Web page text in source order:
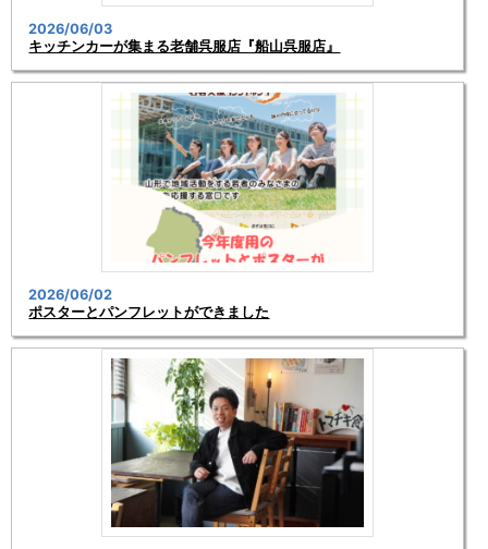
2026/06/03
キッチンカーが集まる老舗呉服店『船山呉服店』
2026/06/02
ポスターとパンフレットができました